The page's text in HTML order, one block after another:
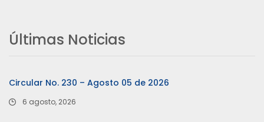
Últimas Noticias
Circular No. 230 – Agosto 05 de 2026
6 agosto, 2026